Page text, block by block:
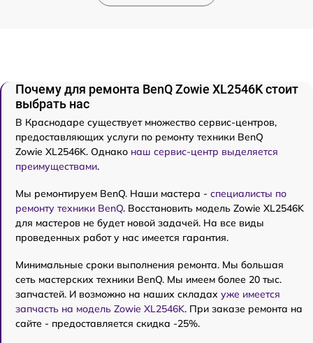
Почему для ремонта BenQ Zowie XL2546K стоит
выбрать нас
В Краснодаре существует множество сервис-центров,
предоставляющих услуги по ремонту техники BenQ
Zowie XL2546K. Однако наш сервис-центр выделяется
преимуществами.
Мы ремонтируем BenQ. Наши мастера - специалисты по
ремонту техники BenQ. Восстановить модель Zowie XL2546K
для мастеров не будет новой задачей. На все виды
проведенных работ у нас имеется гарантия.
Минимальные сроки выполнения ремонта. Мы большая
сеть мастерских техники BenQ. Мы имеем более 20 тыс.
запчастей. И возможно на наших складах уже имеется
запчасть на модель Zowie XL2546K. При заказе ремонта на
сайте - предоставляется скидка -25%.